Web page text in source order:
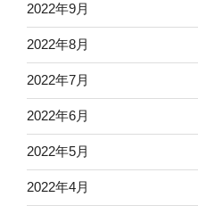
2022年9月
2022年8月
2022年7月
2022年6月
2022年5月
2022年4月